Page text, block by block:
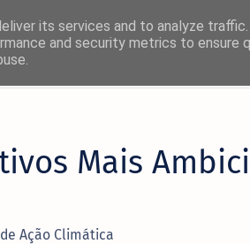
×
favoritas:
Mais
Ação Climática
its services and to analyze
and security metrics to ensure